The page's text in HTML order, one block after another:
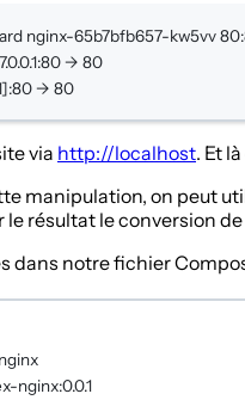
nginx-65b7bfb657-kw5vv
- 80
- 80
via http://localhost. Et
manipulation, on peut
résultat le conversion de
dans notre fichier
nginx:0.0.1